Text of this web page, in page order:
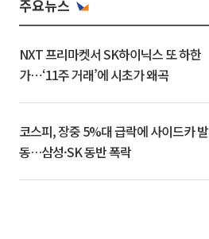
주요뉴스
NXT 프리마켓서 SK하이닉스 또 하한
가⋯‘11주 거래’에 시초가 왜곡
코스피, 장중 5%대 급락에 사이드카 발
동…삼성·SK 동반 폭락